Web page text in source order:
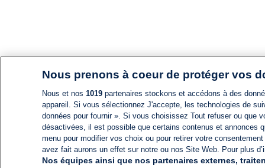
Nous prenons à coeur de protéger vos
Nous et nos 1019partenaires stockons et accédons à des
appareil. Si vous sélectionnez J'accepte, les technologies de
données pour fournir ». Si vous choisissez Tout refuser ou
désactivées, il est possible que certains contenus et annonces
menu pour modifier vos choix ou pour retirer votre
avez fait aurons un effet sur notre ou nos Site Web. Pour plus
Nos équipes ainsi que nos partenaires externes,